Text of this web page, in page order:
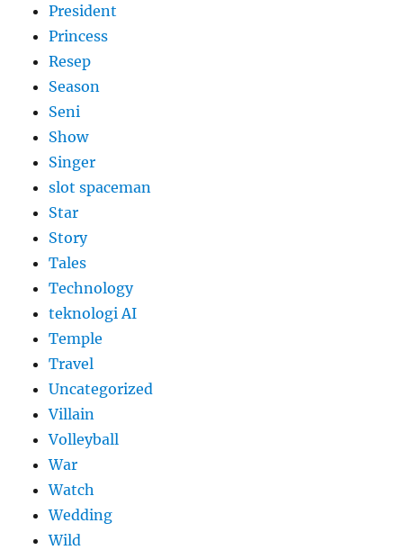
President
Princess
Resep
Season
Seni
Show
Singer
slot spaceman
Star
Story
Tales
Technology
teknologi AI
Temple
Travel
Uncategorized
Villain
Volleyball
War
Watch
Wedding
Wild